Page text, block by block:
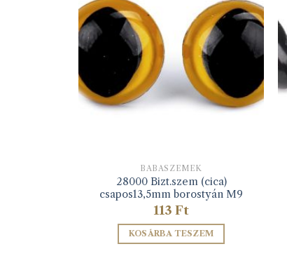
BABASZEMEK
28000 Bizt.szem (cica)
csapos13,5mm borostyán M9
113 Ft
KOSÁRBA TESZEM